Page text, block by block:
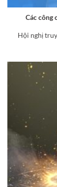
Các công
Hội nghị